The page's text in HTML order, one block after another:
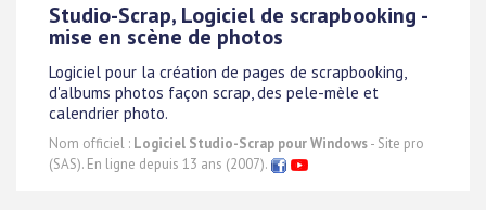
Studio-Scrap, Logiciel de scrapbooking -
mise en scène de photos
Logiciel pour la création de pages de scrapbooking,
d'albums photos façon scrap, des pele-mèle et
calendrier photo.
Nom officiel : Logiciel Studio-Scrap pour Windows- Site pro
(SAS). En ligne depuis 13 ans (2007).